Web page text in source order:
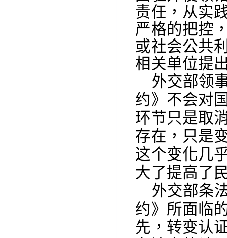
责任，从实
严格的把控
或社会公共
相关单位提
外交部领
约》不会对
环节只是取
存在，只是
这个变化几
大了提高了
外交部条
约》所面临
先，转变认